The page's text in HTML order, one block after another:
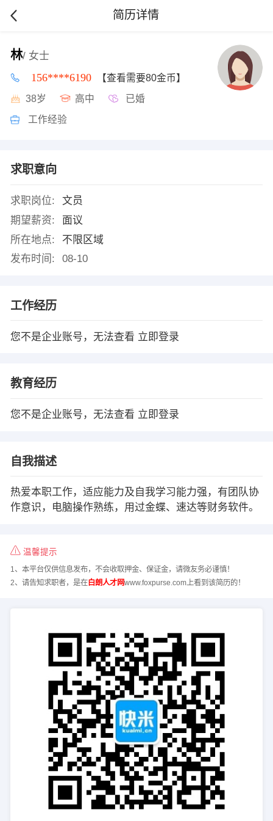
简历详情
林/ 女士
156****6190 【查看需要80金币】
38岁 高中 已婚
工作经验
求职意向
求职岗位:
文员
期望薪资:
面议
所在地点:
不限区域
发布时间:
08-10
工作经历
您不是企业账号，无法查看 立即登录
教育经历
您不是企业账号，无法查看 立即登录
自我描述
热爱本职工作，适应能力及自我学习能力强，有团队协
作意识，电脑操作熟练，用过金蝶、速达等财务软件。
温馨提示
1、本平台仅供信息发布，不会收取押金、保证金，请微友务必谨慎！
2、请告知求职者，是在白朗人才网www.foxpurse.com上看到该简历的！